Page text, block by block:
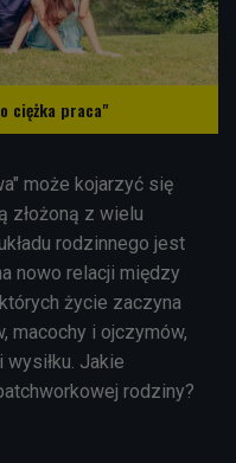
ciężka praca"
może kojarzyć się
złożoną z wielu
rodzinnego jest
nowo relacji między
życie zaczyna
macochy i ojczymów,
wysiłku. Jakie
rodziny?